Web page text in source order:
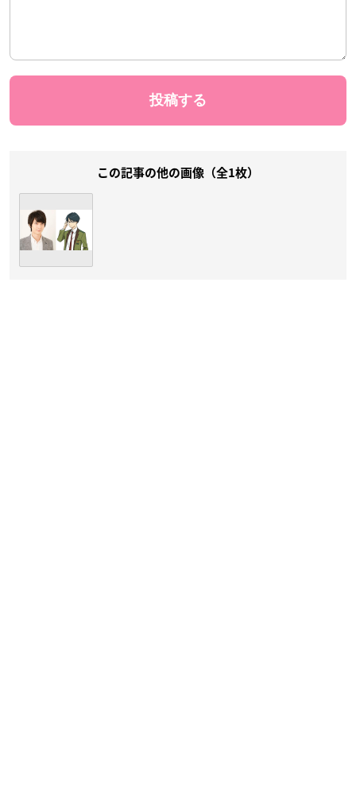
この記事の他の画像（全1枚）